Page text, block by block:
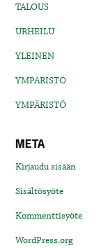
TALOUS
URHEILU
YLEINEN
YMPÄRISTÖ
YMPÄRISTÖ
META
Kirjaudu sisään
Sisältösyöte
Kommenttisyöte
WordPress.org